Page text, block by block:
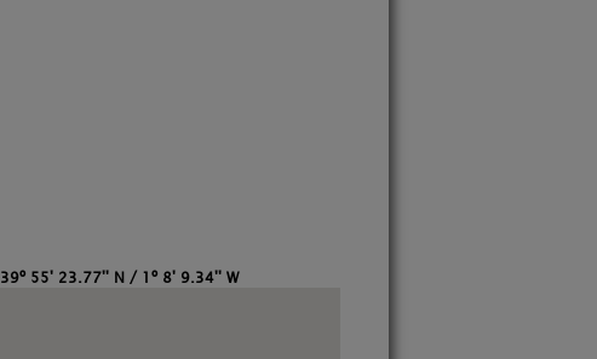
39º 55' 23.77'' N / 1º 8' 9.34'' W